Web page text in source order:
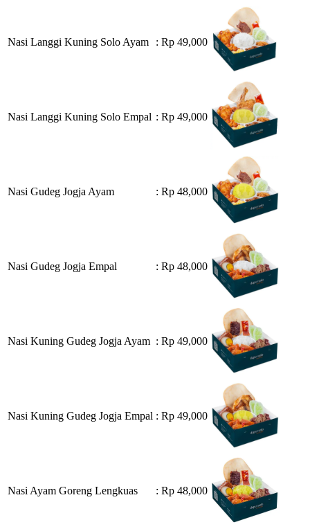
Nasi Langgi Kuning Solo Ayam : Rp 49,000
Nasi Langgi Kuning Solo Empal : Rp 49,000
Nasi Gudeg Jogja Ayam : Rp 48,000
Nasi Gudeg Jogja Empal : Rp 48,000
Nasi Kuning Gudeg Jogja Ayam : Rp 49,000
Nasi Kuning Gudeg Jogja Empal : Rp 49,000
Nasi Ayam Goreng Lengkuas : Rp 48,000